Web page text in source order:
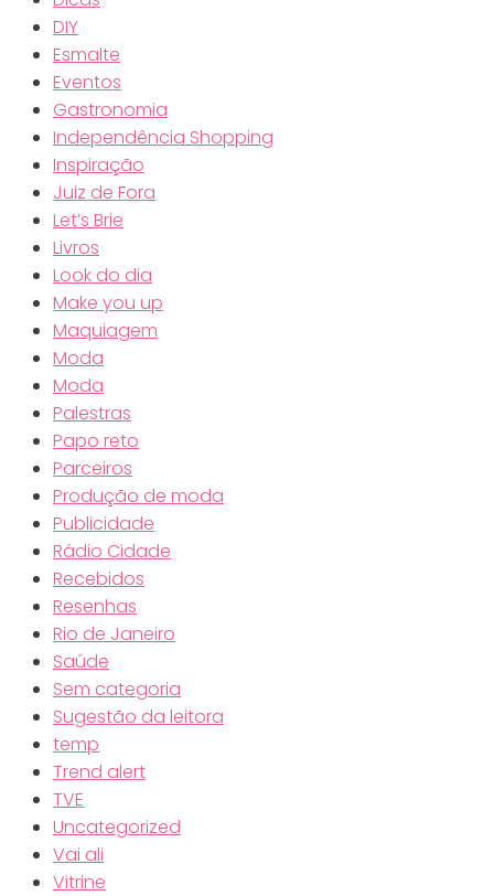
DIY
Esmalte
Eventos
Gastronomia
Independência Shopping
Inspiração
Juiz de Fora
Let’s Brie
Livros
Look do dia
Make you up
Maquiagem
Moda
Moda
Palestras
Papo reto
Parceiros
Produção de moda
Publicidade
Rádio Cidade
Recebidos
Resenhas
Rio de Janeiro
Saúde
Sem categoria
Sugestão da leitora
temp
Trend alert
TVE
Uncategorized
Vai ali
Vitrine